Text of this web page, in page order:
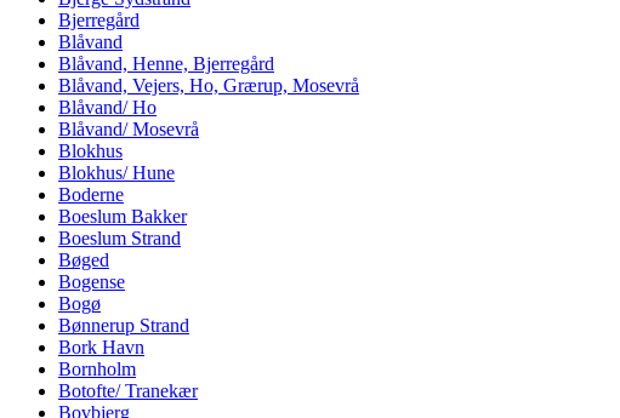
Bjerregård
Blåvand
Blåvand, Henne, Bjerregård
Blåvand, Vejers, Ho, Grærup, Mosevrå
Blåvand/ Ho
Blåvand/ Mosevrå
Blokhus
Blokhus/ Hune
Boderne
Boeslum Bakker
Boeslum Strand
Bøged
Bogense
Bogø
Bønnerup Strand
Bork Havn
Bornholm
Botofte/ Tranekær
Bovbjerg